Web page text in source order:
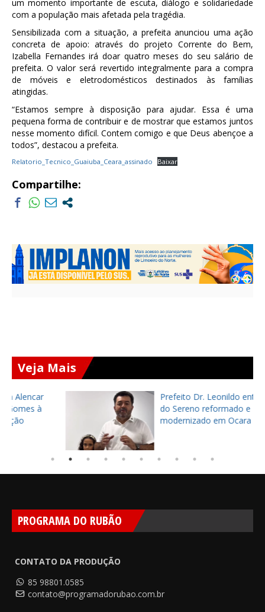
um momento importante de escuta, diálogo e solidariedade
com a população mais afetada pela tragédia.
Sensibilizada com a situação, a prefeita anunciou uma ação
concreta de apoio: através do projeto Corrente do Bem,
Izabella Fernandes irá doar quatro meses do seu salário de
prefeita. O valor será revertido integralmente para a compra
de móveis e eletrodomésticos destinados às famílias
atingidas.
“Estamos sempre à disposição para ajudar. Essa é uma
pequena forma de contribuir e de mostrar que estamos juntos
nesse momento difícil. Contem comigo e que Deus abençoe a
todos”, destacou a prefeita.
Relatorio_Tecnico_Guaiuba_Ceara_assinado Baixar
Compartilhe:
Veja Mais
Prefeito Dr. Leonildo entrega CRAS
do Sereno reformado e
modernizado em Ocara
PROGRAMA DO RUBÃO
CONTATO DA PRODUÇÃO
85 98801.0585
contato@programadorubao.com.br